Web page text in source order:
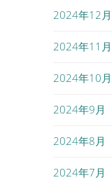
2024年12月
2024年11月
2024年10月
2024年9月
2024年8月
2024年7月